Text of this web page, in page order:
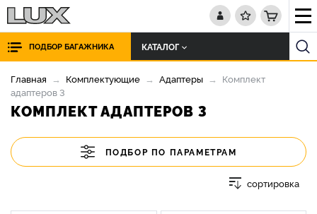
ПОДБОР БАГАЖНИКА КАТАЛОГ
Главная Комплектующие Адаптеры
Комплект
адаптеров 3
КОМПЛЕКТ АДАПТЕРОВ 3
ПОДБОР ПО ПАРАМЕТРАМ
сортировка